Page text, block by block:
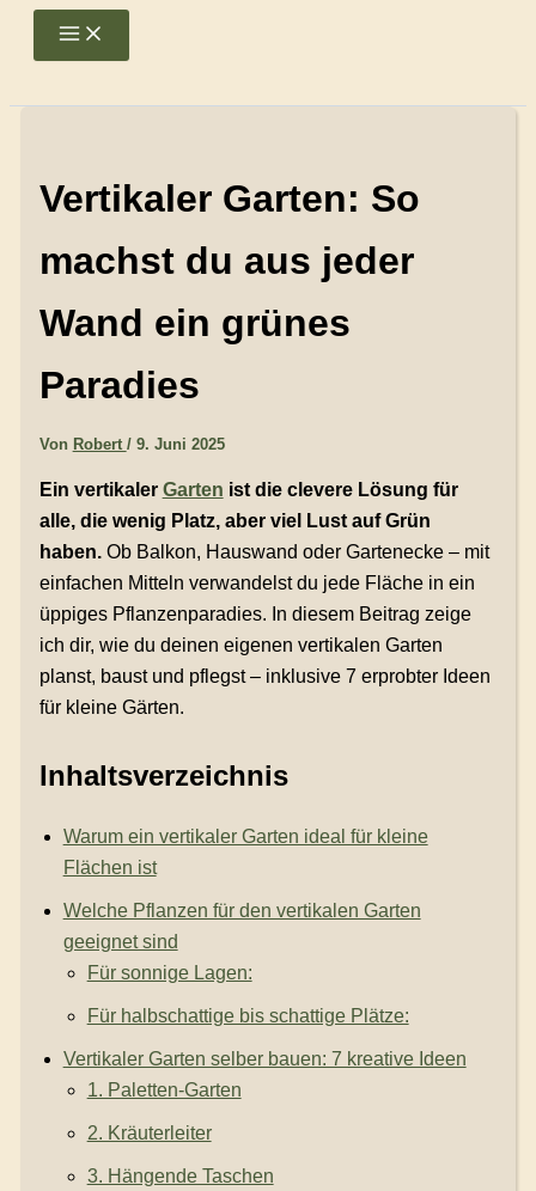
Inhalt
Main
Vertikaler Garten: So
machst du aus jeder
Wand ein grünes
Paradies
Von Robert / 9. Juni 2025
Ein vertikaler Garten ist die clevere Lösung für
alle, die wenig Platz, aber viel Lust auf Grün
haben.Ob Balkon, Hauswand oder Gartenecke – mit
einfachen Mitteln verwandelst du jede Fläche in ein
üppiges Pflanzenparadies. In diesem Beitrag zeige
ich dir, wie du deinen eigenen vertikalen Garten
planst, baust und pflegst – inklusive 7 erprobter Ideen
für kleine Gärten.
Inhaltsverzeichnis
Warum ein vertikaler Garten ideal für kleine
Flächen ist
Welche Pflanzen für den vertikalen Garten
geeignet sind
Für sonnige Lagen:
Für halbschattige bis schattige Plätze:
Vertikaler Garten selber bauen: 7 kreative Ideen
1. Paletten-Garten
2. Kräuterleiter
3. Hängende Taschen